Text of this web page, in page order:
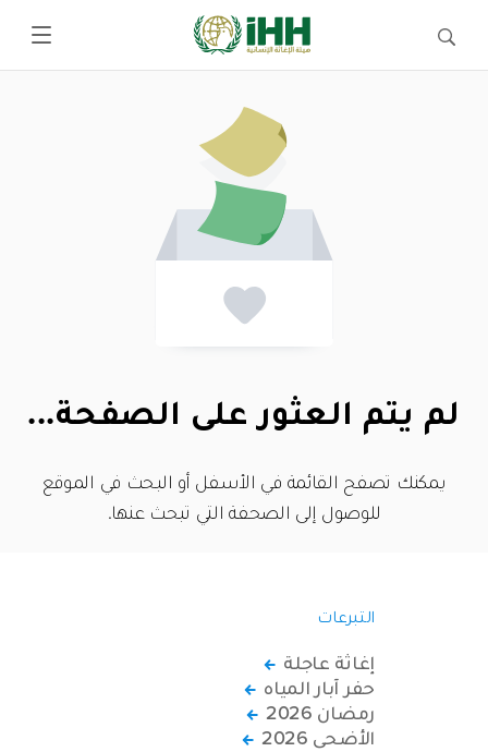
لم يتم العثور على الصفحة...
يمكنك تصفح القائمة في الأسفل أو البحث في الموقع
للوصول إلى الصحفة التي تبحث عنها.
التبرعات
إغاثة عاجلة
حفر آبار المياه
رمضان 2026
الأضحى 2026